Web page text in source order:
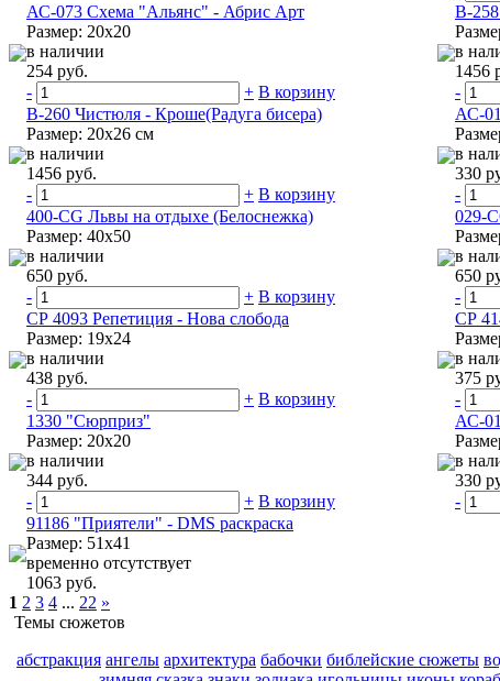
АС-073 Схема "Альянс" - Абрис Арт
Размер: 20х20
в наличии
254 руб.
-
+ В корзину
В-258
в
1456
-
В-260 Чистюля - Кроше(Радуга бисера)
Размер: 20x26 см
в наличии
1456 руб.
-
+ В корзину
АС-
в
330
-
400-CG Львы на отдыхе (Белоснежка)
Размер: 40х50
в наличии
650 руб.
-
+ В корзину
029-
в
650
-
СР 4093 Репетиция - Нова слобода
Размер: 19х24
в наличии
438 руб.
-
+ В корзину
СР
в
375
-
1330 "Сюрприз"
Размер: 20х20
в наличии
344 руб.
-
+ В корзину
АС-
в
330
-
91186 "Приятели" - DMS раскраска
Размер: 51х41
временно отсутствует
1063 руб.
1 2 3 4 ... 22 »
Темы сюжетов
абстракция ангелы архитектура бабочки библейские сюжеты